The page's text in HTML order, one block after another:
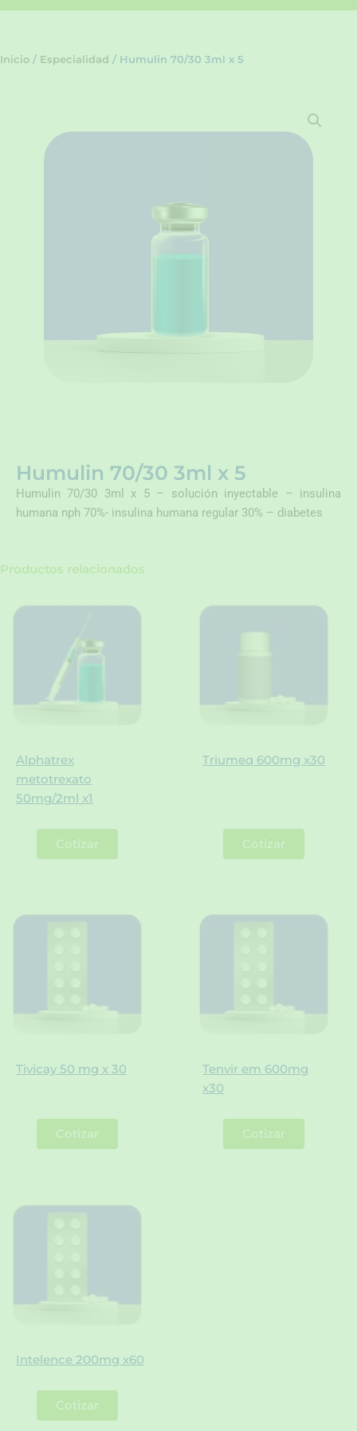
Inicio / Especialidad / Humulin 70/30 3ml x 5
Humulin 70/30 3ml x 5
Humulin 70/30 3ml x 5 – solución inyectable – insulina
humana nph 70%- insulina humana regular 30% – diabetes
Productos relacionados
Alphatrex
metotrexato
50mg/2ml x1
Cotizar
Triumeq 600mg x30
Cotizar
Tivicay 50 mg x 30
Cotizar
Tenvir em 600mg
x30
Cotizar
Intelence 200mg x60
Cotizar